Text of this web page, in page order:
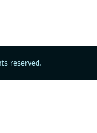
reserved.